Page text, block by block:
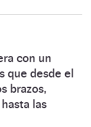
con un
que desde el
brazos,
las